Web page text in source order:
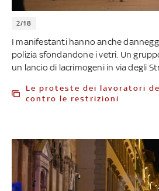
2/18
I manifestanti hanno anche
polizia sfondandone i vetri. Un
un lancio di lacrimogeni in via degli
Le proteste dei lavoratori dello spettacolo
contro le restrizioni